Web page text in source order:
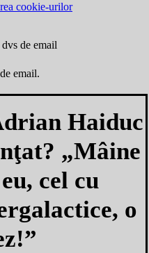
cookie-urilor
dvs de email
email.
Haiduc
„Mâine
cel cu
o